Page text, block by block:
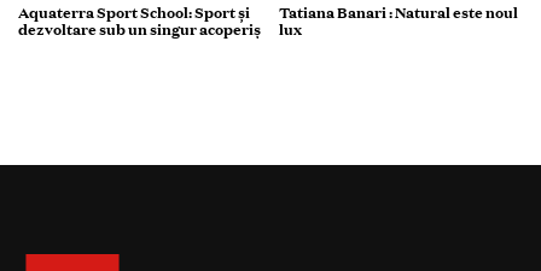
Aquaterra Sport School: Sport și
dezvoltare sub un singur acoperiș
Tatiana Banari : Natural este noul
lux